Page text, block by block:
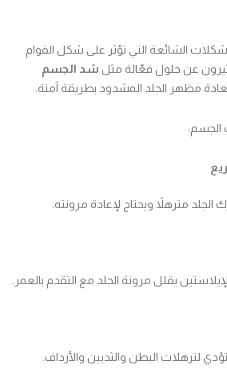
الشائعة التي تؤثر على شكل القوام
عن حلول فعّالة مثل شد الجسم
مظهر الجلد المشدود بطريقة آمنة.
الجسم:
مترهلاً ويحتاج لإعادة مرونته.
يقلل مرونة الجلد مع التقدم بالعمر.
لترهلات البطن والثديين والأرداف.